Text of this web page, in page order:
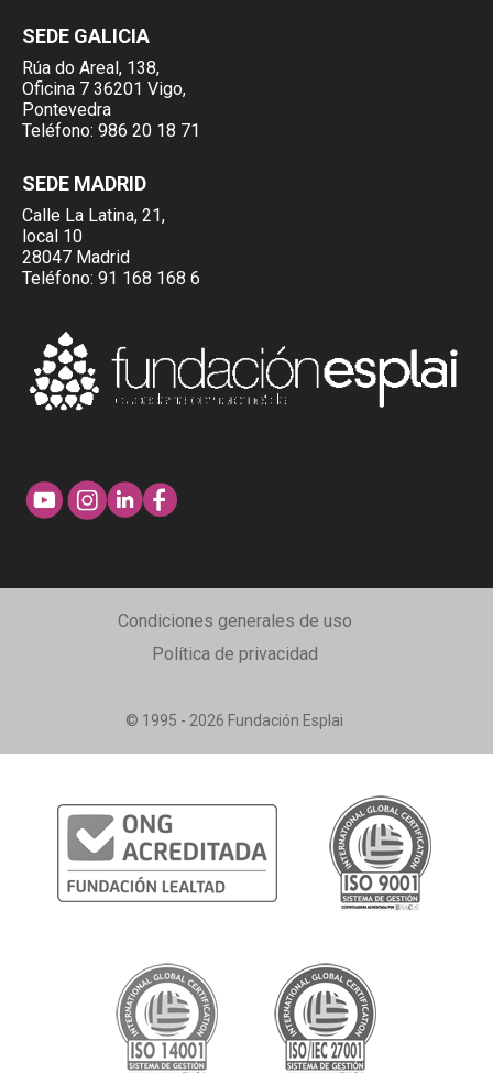
SEDE GALICIA
Rúa do Areal, 138,
Oficina 7 36201 Vigo,
Pontevedra
Teléfono: 986 20 18 71
SEDE MADRID
Calle La Latina, 21,
local 10
28047 Madrid
Teléfono: 91 168 168 6
© 1995 - 2026 Fundación Esplai
Condiciones generales de uso
Política de privacidad